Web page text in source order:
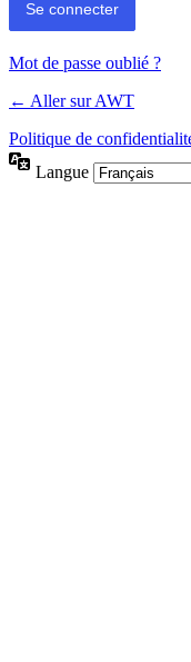
Mot de passe oublié ?
← Aller sur AWT
Politique de
Langue